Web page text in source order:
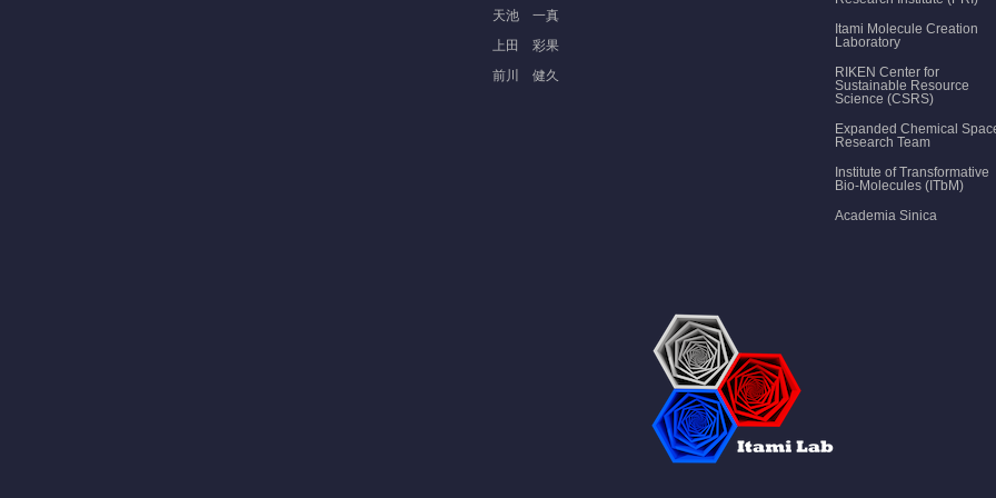
天池 一真
上田 彩果
前川 健久
Itami Molecule Creation
Laboratory
RIKEN Center for
Sustainable Resource
Science (CSRS)
Expanded Chemical
Research Team
Institute of Transformative
Bio-Molecules (ITbM)
Academia Sinica